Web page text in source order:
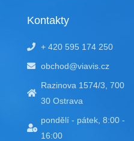
e
n
e
Kontakty
+ 420 595 174 250
obchod@viavis.cz
Razinova 1574/3, 700
30 Ostrava
pondělí - pátek, 8:00 -
16:00